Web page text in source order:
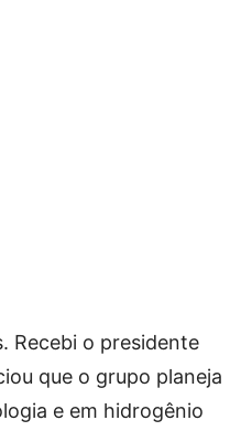
Recebi o presidente
que o grupo planeja
e em hidrogênio